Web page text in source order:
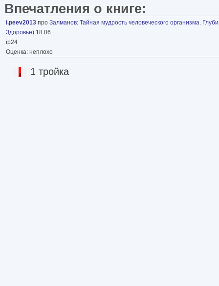
Впечатления о книге:
i.peev2013 про Залманов: Тайная мудрость человеческого организма.
Здоровье) 18 06
ip24
Оценка: неплохо
1 тройка